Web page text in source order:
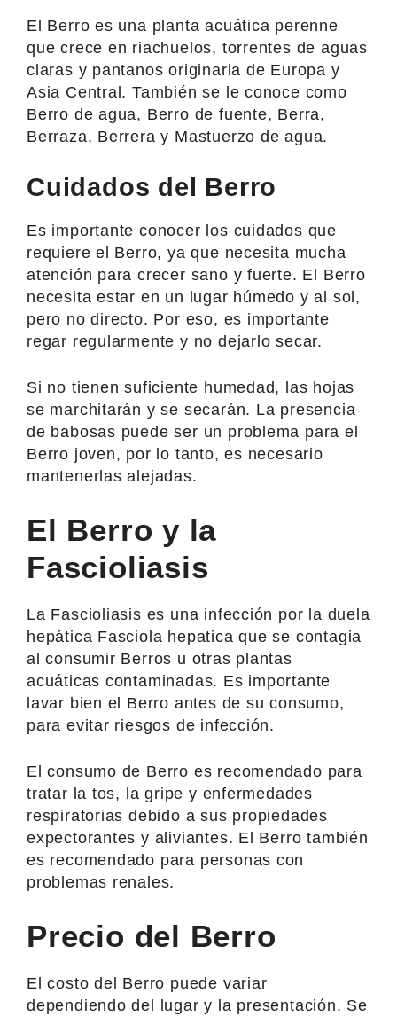
El Berro es una planta acuática perenne
que crece en riachuelos, torrentes de aguas
claras y pantanos originaria de Europa y
Asia Central. También se le conoce como
Berro de agua, Berro de fuente, Berra,
Berraza, Berrera y Mastuerzo de agua.
Cuidados del Berro
Es importante conocer los cuidados que
requiere el Berro, ya que necesita mucha
atención para crecer sano y fuerte. El Berro
necesita estar en un lugar húmedo y al sol,
pero no directo. Por eso, es importante
regar regularmente y no dejarlo secar.
Si no tienen suficiente humedad, las hojas
se marchitarán y se secarán. La presencia
de babosas puede ser un problema para el
Berro joven, por lo tanto, es necesario
mantenerlas alejadas.
El Berro y la
Fascioliasis
La Fascioliasis es una infección por la duela
hepática Fasciola hepatica que se contagia
al consumir Berros u otras plantas
acuáticas contaminadas. Es importante
lavar bien el Berro antes de su consumo,
para evitar riesgos de infección.
El consumo de Berro es recomendado para
tratar la tos, la gripe y enfermedades
respiratorias debido a sus propiedades
expectorantes y aliviantes. El Berro también
es recomendado para personas con
problemas renales.
Precio del Berro
El costo del Berro puede variar
dependiendo del lugar y la presentación. Se